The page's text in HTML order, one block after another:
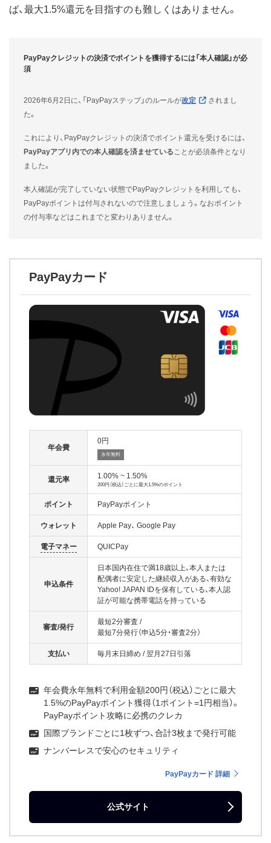
ば、最大1.5%還元を目指すのも難しくはありません。
PayPayクレジットの決済でポイントを獲得するには「本人確認」が必
須
2026年6月2日に、「PayPayステップ」のルールが改定
されまし
た。
これにより、PayPayクレジットの決済でポイント還元を受けるには、
PayPayアプリ内での本人確認を済ませている ことが必須条件となり
ました。
本人確認が完了していない状態でPayPayクレジットを利用しても、
PayPayポイントは付与されないので注意しましょう。なおポイント
の付与率などはこれまでと変わりありません。
PayPayカード
年会費
0
永年無料
還元率 1.00% ~ 1.50%
200円（税込）ごとに最大1.5%のポイント
ポイント PayPayポイント
ウォレット Apple Pay Google Pay
電子マネー QUICPay
申込条件
日本国内在住で満18歳以上、本人または
配偶者に安定した継続収入がある、有効な
Yahoo! JAPAN IDを保有している、本人認
証が可能な携帯電話を持っている
審査/発行
最短2分審査 /
最短7分発行（申込5分・審査2分）
支払い 毎月末日締め /翌月27日引落
年会費永年無料で利用金額200円（税込）ごとに最大
1.5%のPayPayポイント獲得（1ポイント=1円相当）。
PayPayポイント攻略に必携のクレカ
国際ブランドごとに1枚ずつ、合計3枚まで発行可能
ナンバーレスで安心のセキュリティ
PayPayカード 詳細
公式サイト